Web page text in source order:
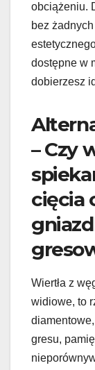
obciążeniu.
bez
dostępne w
dobierzesz
– Czy
cięcia
Wiertła z
widiowe, to
gresu,